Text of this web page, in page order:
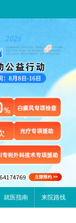
就医指南 来院路线